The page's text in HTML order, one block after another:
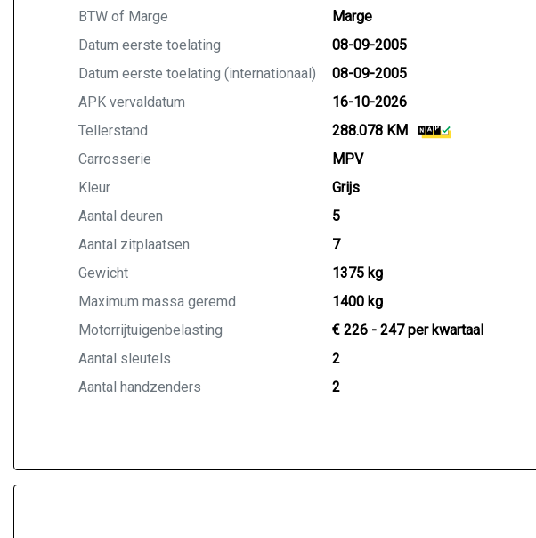
BTW of Marge
Marge
Datum eerste toelating
08-09-2005
Datum eerste toelating (internationaal)
08-09-2005
APK vervaldatum
16-10-2026
Tellerstand
288.078 KM
Carrosserie
MPV
Kleur
Grijs
Aantal deuren
5
Aantal zitplaatsen
7
Gewicht
1375 kg
Maximum massa geremd
1400 kg
Motorrijtuigenbelasting
€ 226 - 247 per kwartaal
Aantal sleutels
2
Aantal handzenders
2